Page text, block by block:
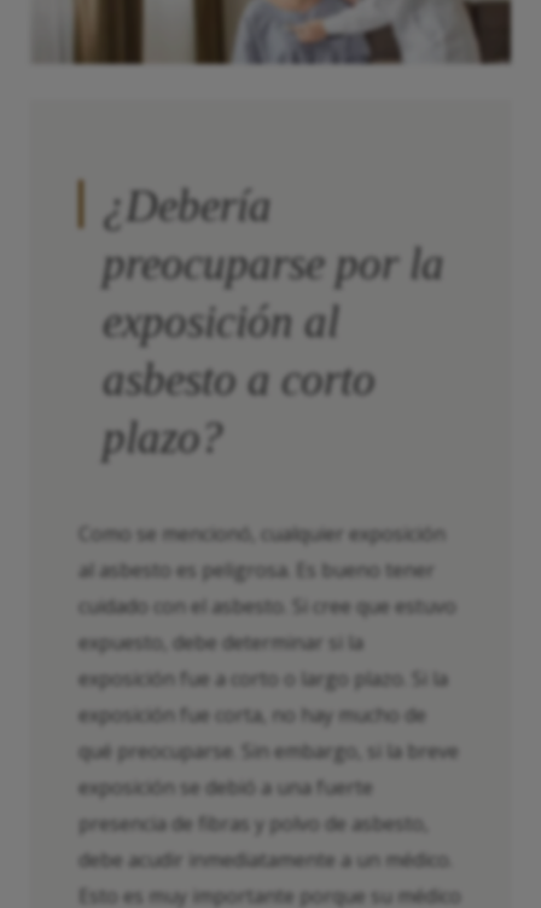
¿Debería
preocuparse por la
exposición al
asbesto a corto
plazo?
Como se mencionó, cualquier exposición
al asbesto es peligrosa. Es bueno tener
cuidado con el asbesto. Si cree que estuvo
expuesto, debe determinar si la
exposición fue a corto o largo plazo. Si la
exposición fue corta, no hay mucho de
qué preocuparse. Sin embargo, si la breve
exposición se debió a una fuerte
presencia de fibras y polvo de asbesto,
debe acudir inmediatamente a un médico.
Esto es muy importante porque su médico